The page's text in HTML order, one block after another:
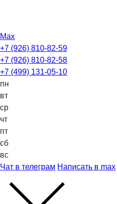
Max
+7 (926) 810-82-59
+7 (926) 810-82-58
+7 (499) 131-05-10
пн
вт
ср
чт
пт
сб
вс
Чат в телеграм Написать в max